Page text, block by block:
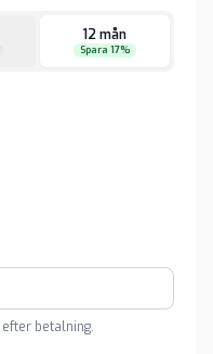
12 mån
Spara 17%
betalning.